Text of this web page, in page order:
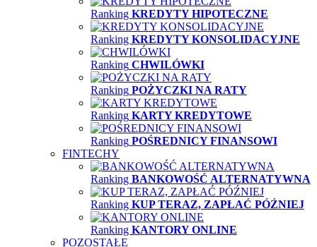
Ranking KREDYTY HIPOTECZNE
Ranking KREDYTY KONSOLIDACYJNE
Ranking CHWILÓWKI
Ranking POŻYCZKI NA RATY
Ranking KARTY KREDYTOWE
Ranking POŚREDNICY FINANSOWI
FINTECHY
Ranking BANKOWOŚĆ ALTERNATYWNA
Ranking KUP TERAZ, ZAPŁAĆ PÓŹNIEJ
Ranking KANTORY ONLINE
POZOSTAŁE